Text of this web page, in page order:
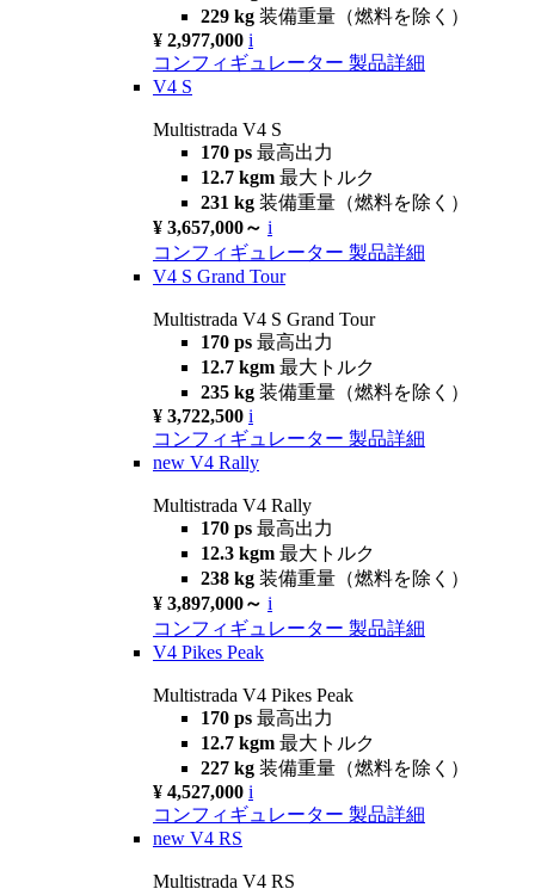
229 kg 装備重量（燃料を除く）
¥ 2,977,000 i
コンフィギュレーター 製品詳細
V4 S
Multistrada V4 S
170 ps 最高出力
12.7 kgm 最大トルク
231 kg 装備重量（燃料を除く）
¥ 3,657,000～ i
コンフィギュレーター 製品詳細
V4 S Grand Tour
Multistrada V4 S Grand Tour
170 ps 最高出力
12.7 kgm 最大トルク
235 kg 装備重量（燃料を除く）
¥ 3,722,500 i
コンフィギュレーター 製品詳細
new V4 Rally
Multistrada V4 Rally
170 ps 最高出力
12.3 kgm 最大トルク
238 kg 装備重量（燃料を除く）
¥ 3,897,000～ i
コンフィギュレーター 製品詳細
V4 Pikes Peak
Multistrada V4 Pikes Peak
170 ps 最高出力
12.7 kgm 最大トルク
227 kg 装備重量（燃料を除く）
¥ 4,527,000 i
コンフィギュレーター 製品詳細
new V4 RS
Multistrada V4 RS